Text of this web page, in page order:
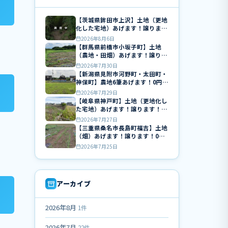
【茨城県鉾田市上沢】土地（更地
化した宅地）あげます！譲りま
す！0円物件！
2026年8月6日
【群馬県前橋市小坂子町】土地
（農地・田畑）あげます！譲りま
す！0円物件！無料！
2026年7月30日
【新潟県見附市河野町・太田町・
神保町】農地6筆あげます！0円物
件！無料！
2026年7月29日
【岐阜県神戸町】土地（更地化し
た宅地）あげます！譲ります！0
円物件！無料！
2026年7月27日
【三重県桑名市長島町福吉】土地
（畑）あげます！譲ります！0円
物件！無料！
2026年7月25日
アーカイブ
2026年8月 1件